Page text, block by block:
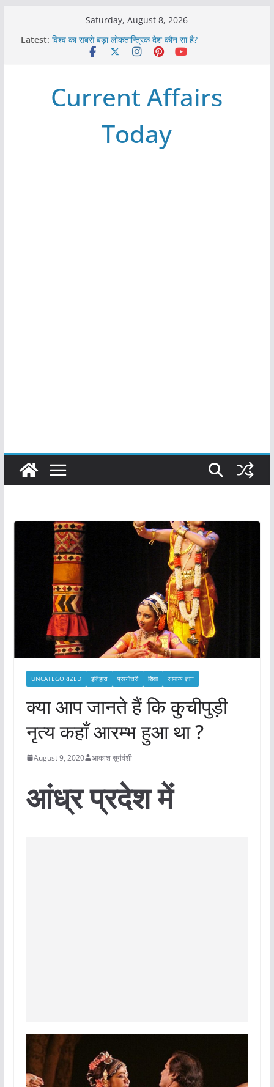
Saturday, August 8, 2026
Latest: विश्व का सबसे बड़ा लोकतान्त्रिक देश कौन सा है?
Refeeding Syndrome and its Management
विश्व में कितने प्रकार के शासन होते है?
Current Affairs
Today
UNCATEGORIZED इतिहास प्रश्नोत्तरी शिक्षा सामान्य ज्ञान
क्या आप जानते हैं कि कुचीपुड़ी
नृत्य कहाँ आरम्भ हुआ था ?
August 9, 2020 आकाश सूर्यवंशी
आंध्र प्रदेश में